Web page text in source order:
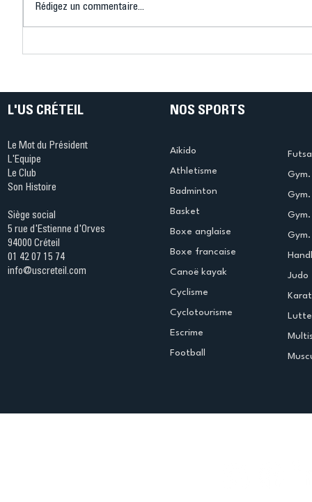
Ping ? Quand le tennis de
termine
Rédigez un commentaire...
L'US CRÉTEIL
Le Mot du Président
L'Equipe
Le Club
Son Histoire
Siège social
5 rue d'Estienne d'Orves
94000 Créteil
01 42 07 15 74
info@uscreteil.com
NOS SPORTS
Aikido
Athletisme
Badminton
Basket
Boxe anglaise
Boxe francaise
Canoë kayak
Cyclisme
Cyclotourisme
Escrime
Football
Judo
Lutte